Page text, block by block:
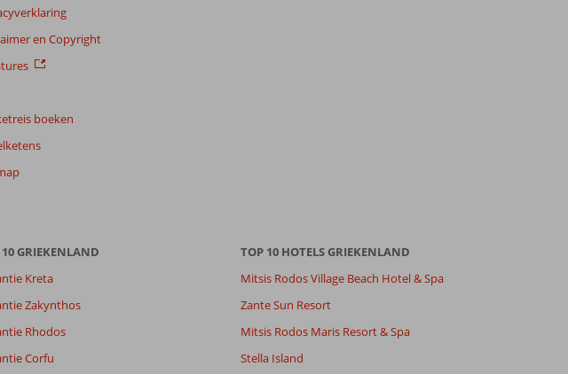
en Copyright
boeken
GRIEKENLAND
Kreta
Zakynthos
Rhodos
Corfu
TOP 10 HOTELS GRIEKENLAND
Mitsis Rodos Village Beach Hotel & Spa
Zante Sun Resort
Mitsis Rodos Maris Resort & Spa
Stella Island